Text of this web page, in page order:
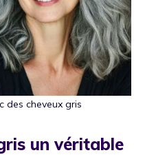
des cheveux gris
un véritable